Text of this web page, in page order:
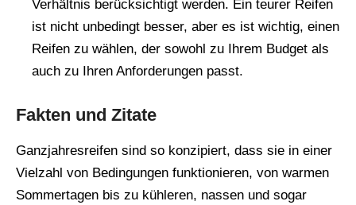
Verhältnis berücksichtigt werden. Ein teurer Reifen
ist nicht unbedingt besser, aber es ist wichtig, einen
Reifen zu wählen, der sowohl zu Ihrem Budget als
auch zu Ihren Anforderungen passt.
Fakten und Zitate
Ganzjahresreifen sind so konzipiert, dass sie in einer
Vielzahl von Bedingungen funktionieren, von warmen
Sommertagen bis zu kühleren, nassen und sogar